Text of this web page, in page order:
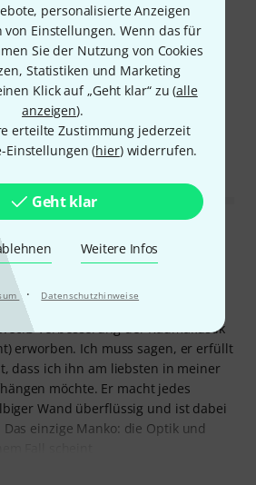
personalisierte Anzeigen
von Einstellungen. Wenn das für
Sie der Nutzung von Cookies
Statistiken und Marketing
Klick auf „Geht klar“ zu (alle
anzeigen).
erteilte Zustimmung jederzeit
Einstellungen (hier) widerrufen.
Geht klar
Weitere Infos
· Datenschutzhinweise
ca. 1m x 1,5m große Kabine wurden
und komplett mit
Doch was ist mit dem Rest?
11.10.2024
Verbesserung der Raumakustik
erworben. Ich muss sagen, er erfüllt
dass ich ihn am liebsten in meiner
möchte. Er macht jedes
Wand überflüssig und ist dabei
einzige Manko: die Optik und